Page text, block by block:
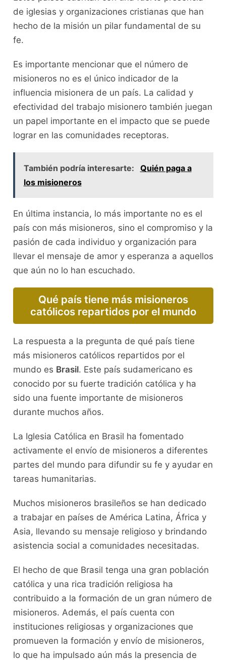
de iglesias y organizaciones cristianas que han
hecho de la misión un pilar fundamental de su
fe.
Es importante mencionar que el número de
misioneros no es el único indicador de la
influencia misionera de un país. La calidad y
efectividad del trabajo misionero también juegan
un papel importante en el impacto que se puede
lograr en las comunidades receptoras.
También podría interesarte:
Quién paga a
los misioneros
En última instancia, lo más importante no es el
país con más misioneros, sino el compromiso y la
pasión de cada individuo y organización para
llevar el mensaje de amor y esperanza a aquellos
que aún no lo han escuchado.
Qué país tiene más misioneros
católicos repartidos por el mundo
La respuesta a la pregunta de qué país tiene
más misioneros católicos repartidos por el
mundo es Brasil. Este país sudamericano es
conocido por su fuerte tradición católica y ha
sido una fuente importante de misioneros
durante muchos años.
La Iglesia Católica en Brasil ha fomentado
activamente el envío de misioneros a diferentes
partes del mundo para difundir su fe y ayudar en
tareas humanitarias.
Muchos misioneros brasileños se han dedicado
a trabajar en países de América Latina, África y
Asia, llevando su mensaje religioso y brindando
asistencia social a comunidades necesitadas.
El hecho de que Brasil tenga una gran población
católica y una rica tradición religiosa ha
contribuido a la formación de un gran número de
misioneros. Además, el país cuenta con
instituciones religiosas y organizaciones que
promueven la formación y envío de misioneros,
lo que ha impulsado aún más la presencia de